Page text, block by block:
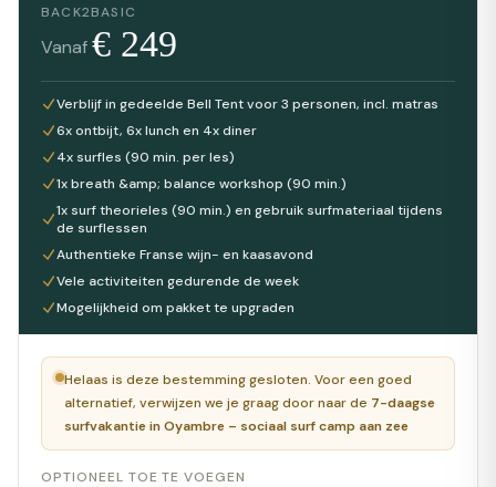
BACK2BASIC
Vanaf€ 249
Verblijf in gedeelde Bell Tent voor 3 personen, incl. matras
6x ontbijt, 6x lunch en 4x diner
4x surfles (90 min. per les)
1x breath &amp; balance workshop (90 min.)
1x surf theorieles (90 min.) en gebruik surfmateriaal tijdens
de surflessen
Authentieke Franse wijn- en kaasavond
Vele activiteiten gedurende de week
Mogelijkheid om pakket te upgraden
Helaas is deze bestemming gesloten. Voor een goed
alternatief, verwijzen we je graag door naar de 7-daagse
surfvakantie in Oyambre – sociaal surf camp aan zee
OPTIONEEL TOE TE VOEGEN